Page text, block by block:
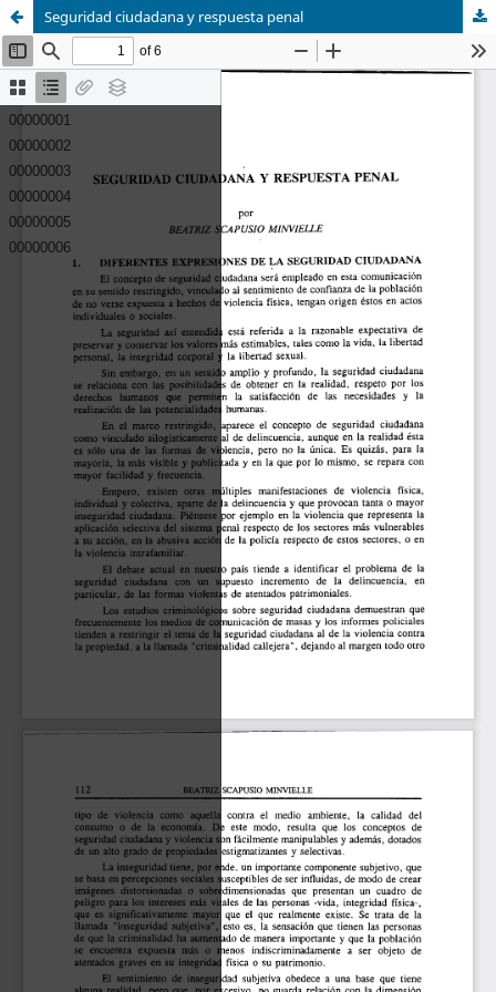
Seguridad ciudadana y respuesta penal